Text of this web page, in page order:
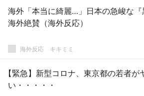
海外「本当に綺麗…」日本の急峻な
海外絶賛（海外反応）
­海外反応 キキミミ
【緊急】新型コロナ、東京都の若者が
い・・・・・